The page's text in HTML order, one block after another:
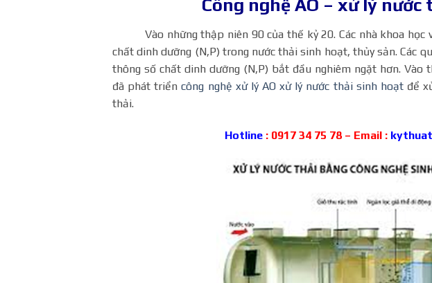
Công nghệ AO – xử lý
Vào những thập niên 90 của thế kỷ 20. Các nhà khoa học
chất dinh dưỡng (N,P) trong nước thải sinh hoạt, thủy sản. Các
thông số chất dinh dưỡng (N,P) bắt đầu nghiêm ngặt hơn. Vào
đã phát triểncông nghệ xử lý AO xử lý nước thải sinh hoạtđể
thải.
Hotline : 0917 34 75 78 – Email :